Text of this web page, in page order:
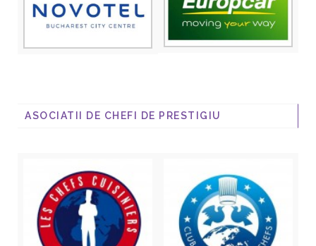
ASOCIATII DE CHEFI DE PRESTIGIU